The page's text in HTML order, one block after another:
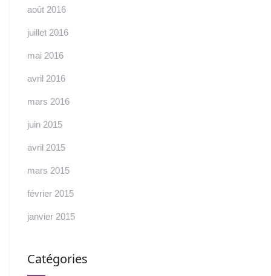
août 2016
juillet 2016
mai 2016
avril 2016
mars 2016
juin 2015
avril 2015
mars 2015
février 2015
janvier 2015
Catégories